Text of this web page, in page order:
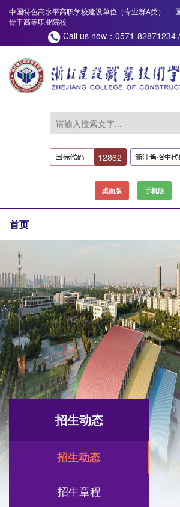
中国特色高水平高职学校建设单位（专业群A类）
骨干高等职业院校
Call us now：0571-82871234
12862
桌面版 手机版
首页
招生动态
招生动态
招生章程